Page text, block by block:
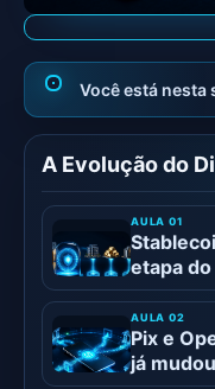
A Evolução do
etapa
Pix e
já